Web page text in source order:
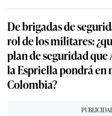
De brigadas de
rol de los militares:
plan de seguridad que
la Espriella pondrá en
Colombia?